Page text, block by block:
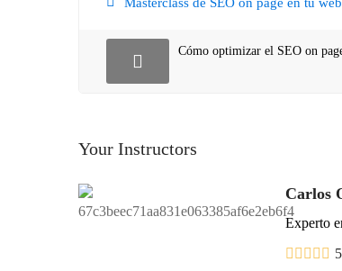
Cómo optimizar el SEO on
Your Instructors
Carlos
Experto